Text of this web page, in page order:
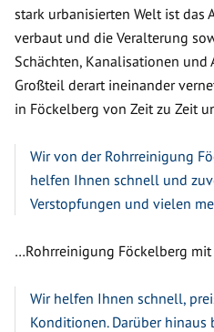
stark urbanisierten Welt ist das
verbaut und die Veralterung
Schächten, Kanalisationen und
Großteil derart ineinander
in Föckelberg von Zeit zu Zeit
Wir von der Rohrreinigung
helfen Ihnen schnell und
Verstopfungen und vielen
…Rohrreinigung Föckelberg mit
Wir helfen Ihnen schnell,
Konditionen. Darüber